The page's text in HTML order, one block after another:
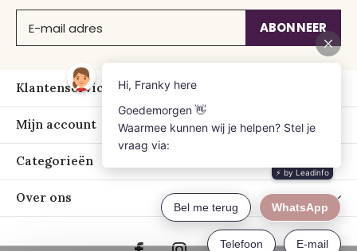
ABONNEER
Klantenservice
Mijn account
Categorieën
Over ons